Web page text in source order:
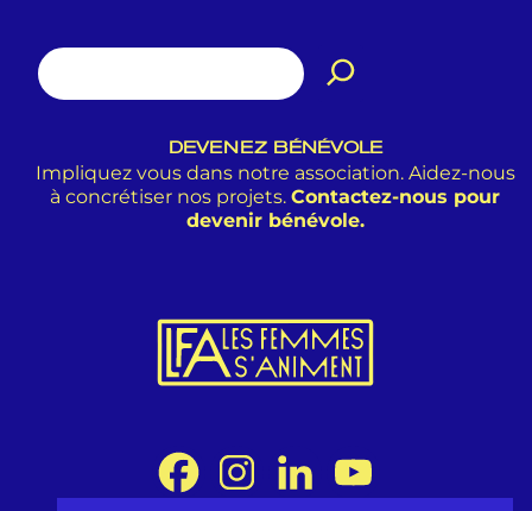
DEVENEZ BÉNÉVOLE
Impliquez vous dans notre association. Aidez-nous
à concrétiser nos projets. Contactez-nous pour
devenir bénévole.